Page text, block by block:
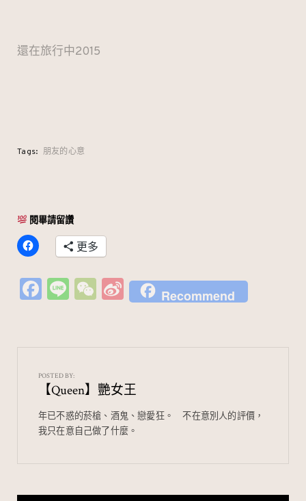
還在旅行中2015
Tags: 朋友的心意
閱畢請留讚
更多
Fa
o
o
k
Li W
at
Si
n
ei
b
o
Recommend
POSTED BY:
【Queen】艷女王
年已不惑的菸槍、酒鬼、戀愛狂。⠀ 不在意別人的評價，
我只在意自己做了什麼。